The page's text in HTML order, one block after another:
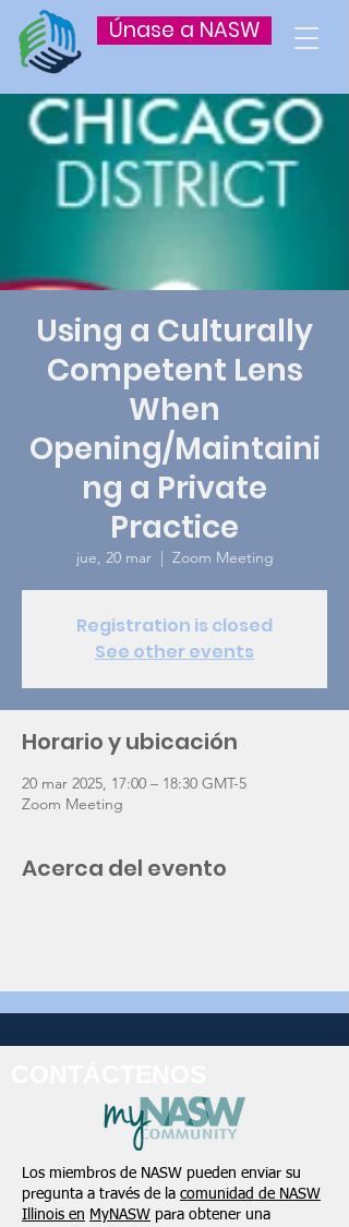
Únase a NASW
Using a Culturally
Competent Lens
When
Opening/Maintaini
ng a Private
Practice
jue, 20 mar
  |
Zoom Meeting
Registration is closed
See other events
Horario y ubicación
20 mar 2025, 17:00 – 18:30 GMT-5
Zoom Meeting
Acerca del evento
Los miembros de NASW pueden enviar su
pregunta a través de la comunidad de NASW
Illinois en MyNASW para obtener una